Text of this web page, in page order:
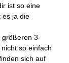
ist so eine
es ja die
größeren 3-
so einfach
sich auf